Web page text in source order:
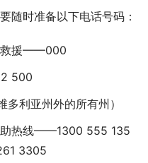
随时准备以下电话号码：
救援——000
500
利亚州外的所有州）
助热线——1300 555 135
3305